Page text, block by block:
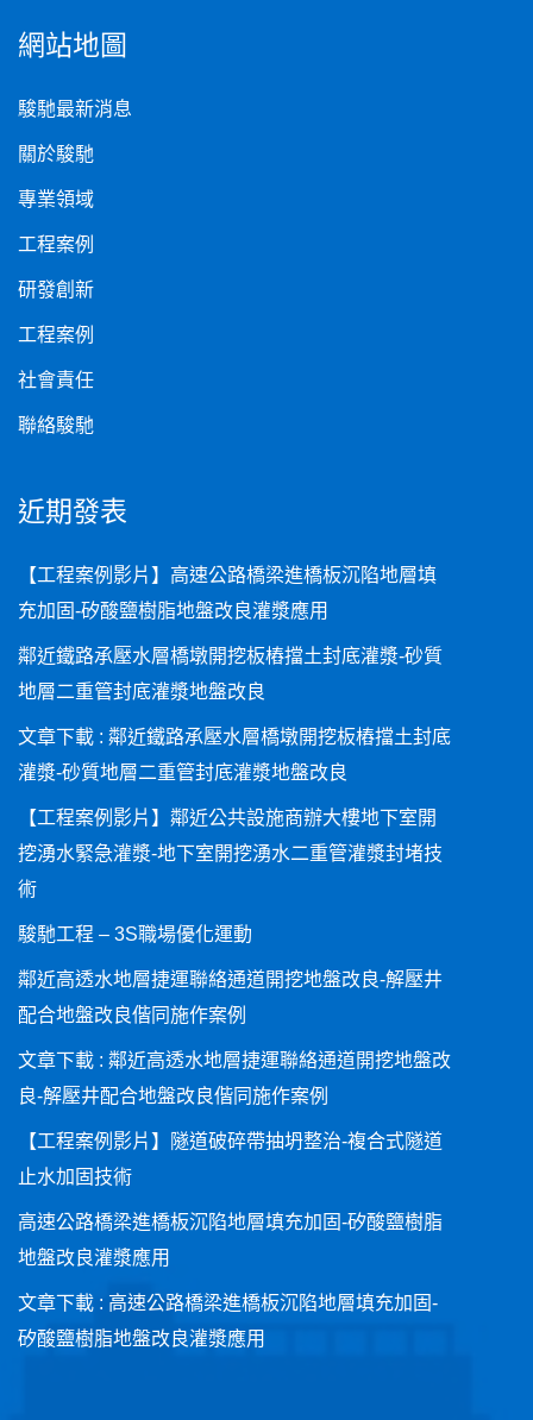
網站地圖
駿馳最新消息
關於駿馳
專業領域
工程案例
研發創新
工程案例
社會責任
聯絡駿馳
近期發表
【工程案例影片】高速公路橋梁進橋板沉陷地層填
充加固-矽酸鹽樹脂地盤改良灌漿應用
鄰近鐵路承壓水層橋墩開挖板樁擋土封底灌漿-砂質
地層二重管封底灌漿地盤改良
文章下載 : 鄰近鐵路承壓水層橋墩開挖板樁擋土封底
灌漿-砂質地層二重管封底灌漿地盤改良
【工程案例影片】鄰近公共設施商辦大樓地下室開
挖湧水緊急灌漿-地下室開挖湧水二重管灌漿封堵技
術
駿馳工程 – 3S職場優化運動
鄰近高透水地層捷運聯絡通道開挖地盤改良-解壓井
配合地盤改良偕同施作案例
文章下載 : 鄰近高透水地層捷運聯絡通道開挖地盤改
良-解壓井配合地盤改良偕同施作案例
【工程案例影片】隧道破碎帶抽坍整治-複合式隧道
止水加固技術
高速公路橋梁進橋板沉陷地層填充加固-矽酸鹽樹脂
地盤改良灌漿應用
文章下載 : 高速公路橋梁進橋板沉陷地層填充加固-
矽酸鹽樹脂地盤改良灌漿應用